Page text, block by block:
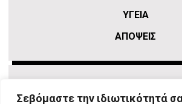
Σεβόμαστε την ιδιωτικότητά
ΥΓΕΙΑ
ΑΠΟΨΕΙΣ